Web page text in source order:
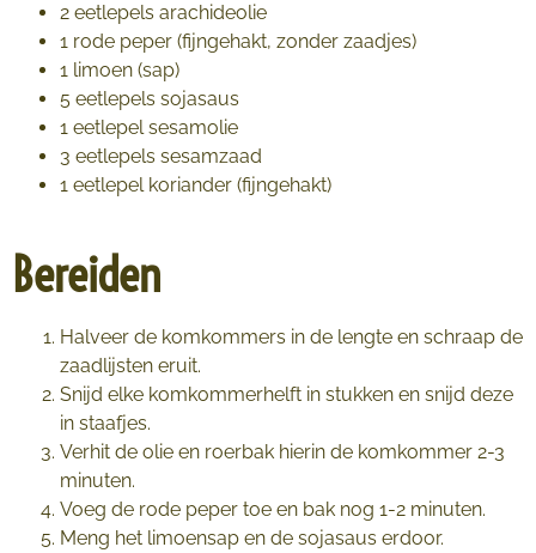
2 eetlepels arachideolie
1 rode peper (fijngehakt, zonder zaadjes)
1 limoen (sap)
5 eetlepels sojasaus
1 eetlepelsesamolie
3 eetlepels sesamzaad
1 eetlepel koriander (fijngehakt)
Bereiden
Halveer de komkommers in de lengte en schraap de
zaadlijsten eruit.
Snijd elke komkommerhelft in stukken en snijd deze
in staafjes.
Verhit de olie en roerbak hierin de komkommer 2-3
minuten.
Voeg de rode peper toe en bak nog 1-2 minuten.
Meng het limoensap en de sojasaus erdoor.